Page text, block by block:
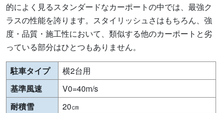
的によく見るスタンダードなカーポートの中では、最強ク
ラスの性能を誇ります。スタイリッシュさはもちろん、強
度・品質・施工性において、類似する他のカーポートと劣
っている部分はひとつもありません。
駐車タイプ
横2台用
基準風速
V0=40m/s
耐積雪
20㎝